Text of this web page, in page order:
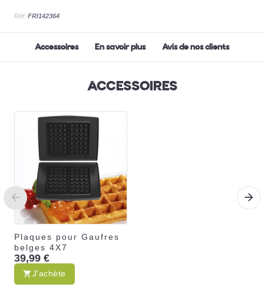
Réf: FRI142364
Accessoires En savoir plus Avis de nos clients
ACCESSOIRES
Plaques pour Gaufres
belges 4X7
39,99 €
J'achète